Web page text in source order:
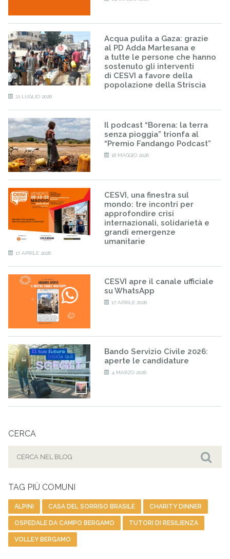
Acqua pulita a Gaza: grazie
al PD Adda Martesana e
a tutte le persone che hanno
sostenuto gli interventi
di CESVI a favore della
popolazione della Striscia
21 LUGLIO 2026
Il podcast “Borena: la terra
senza pioggia” trionfa al
“Premio Fandango Podcast”
18 MAGGIO 2026
CESVI, una finestra sul
mondo: tre incontri per
approfondire crisi
internazionali, solidarietà e
grandi emergenze
umanitarie
17 APRILE 2026
CESVI apre il canale ufficiale
su WhatsApp
17 APRILE 2026
Bando Servizio Civile 2026:
aperte le candidature
4 MARZO 2026
CERCA
TAG PIÙ COMUNI
ALPINI CASA DEL SORRISO BRASILE CHARITY DINNER
OSPEDALE DA CAMPO BERGAMO TUTORI DI RESILIENZA
VOLLEY BERGAMO